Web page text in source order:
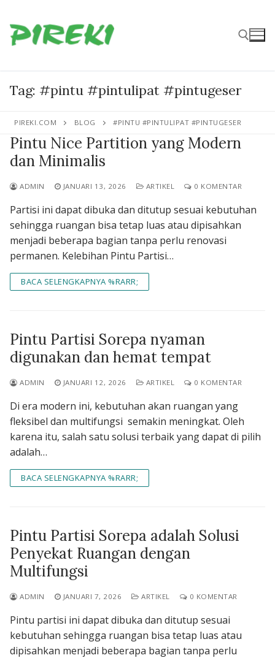
ke
konten
Cari:
Tag: #pintu #pintulipat #pintugeser
PIREKI.COM BLOG #PINTU #PINTULIPAT #PINTUGESER
Pintu Nice Partition yang Modern
dan Minimalis
ADMIN JANUARI 13, 2026 ARTIKEL 0 KOMENTAR
Partisi ini dapat dibuka dan ditutup sesuai kebutuhan
sehingga ruangan bisa tetap luas atau dipisahkan
menjadi beberapa bagian tanpa perlu renovasi
permanen. Kelebihan Pintu Partisi…
BACA SELENGKAPNYA %RARR;
Pintu Partisi Sorepa nyaman
digunakan dan hemat tempat
ADMIN JANUARI 12, 2026 ARTIKEL 0 KOMENTAR
Di era modern ini, kebutuhan akan ruangan yang
fleksibel dan multifungsi semakin meningkat. Oleh
karena itu, salah satu solusi terbaik yang dapat di pilih
adalah…
BACA SELENGKAPNYA %RARR;
Pintu Partisi Sorepa adalah Solusi
Penyekat Ruangan dengan
Multifungsi
ADMIN JANUARI 7, 2026 ARTIKEL 0 KOMENTAR
Pintu partisi ini dapat dibuka dan ditutup sesuai
kebutuhan sehingga ruangan bisa tetap luas atau
dipisahkan menjadi beberapa bagian tanpa perlu